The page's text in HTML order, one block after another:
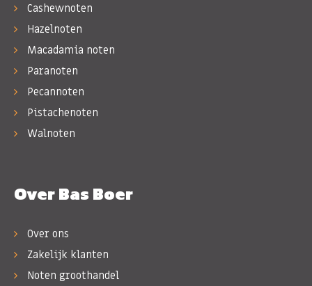
Cashewnoten
Hazelnoten
Macadamia noten
Paranoten
Pecannoten
Pistachenoten
Walnoten
Over Bas Boer
Over ons
Zakelijk klanten
Noten groothandel